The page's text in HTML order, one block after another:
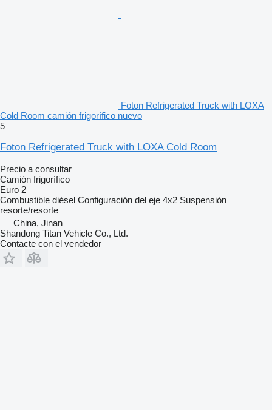
Foton Refrigerated Truck with LOXA
Cold Room camión frigorífico nuevo
5
Foton Refrigerated Truck with LOXA Cold Room
Precio a consultar
Camión frigorífico
Euro 2
Combustible diésel Configuración del eje 4x2 Suspensión
resorte/resorte
China, Jinan
Shandong Titan Vehicle Co., Ltd.
Contacte con el vendedor